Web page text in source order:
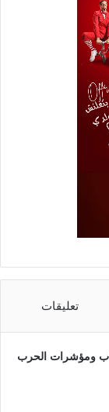
تعليقات
ومؤشرات الحرب